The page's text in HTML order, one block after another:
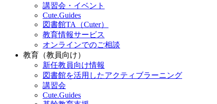
講習会・イベント
Cute.Guides
図書館TA（Cuter）
教育情報サービス
オンラインでのご相談
教育（教員向け）
新任教員向け情報
図書館を活用したアクティブラーニング
講習会
Cute.Guides